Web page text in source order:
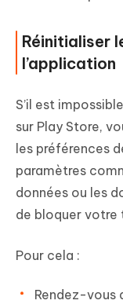
Réinitialiser
l’application
S’il est
sur Play Store,
les préférences
paramètres
données ou les
de bloquer votre
Pour cela :
Rendez-vous